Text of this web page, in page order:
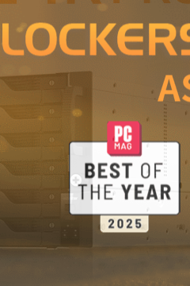
入門首選高性
庭與辦公室的
子攻擊